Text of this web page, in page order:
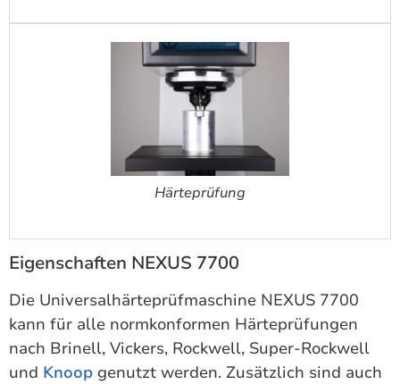
Härteprüfung
Eigenschaften NEXUS 7700
Die Universalhärteprüfmaschine NEXUS 7700
kann für alle normkonformen Härteprüfungen
nach Brinell, Vickers, Rockwell, Super-Rockwell
und Knoop genutzt werden. Zusätzlich sind auch